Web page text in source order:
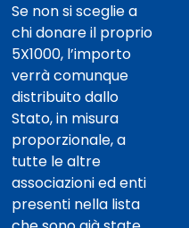
Se non si sceglie a
chi donare il proprio
5X1000, l’importo
verrà comunque
distribuito dallo
Stato, in misura
proporzionale, a
tutte le altre
associazioni ed enti
presenti nella lista